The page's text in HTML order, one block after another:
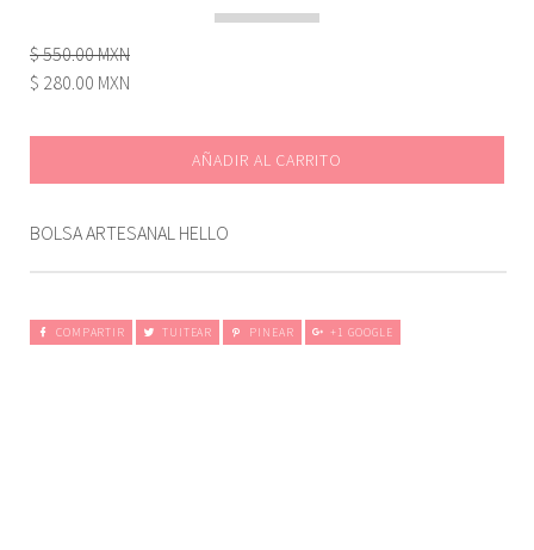
$ 550.00 MXN
$ 280.00 MXN
AÑADIR AL CARRITO
BOLSA ARTESANAL HELLO
COMPARTIR TUITEAR PINEAR +1 GOOGLE